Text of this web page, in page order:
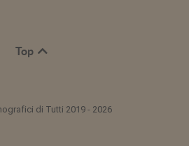
Top
di Tutti 2019 - 2026